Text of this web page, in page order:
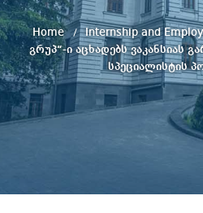
Home Internship and
გრუპ“-ი აცხადებს ვაკანსიას
სპეციალისტის